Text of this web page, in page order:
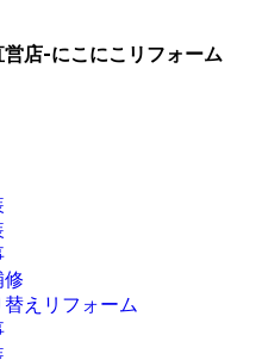
店-にこにこリフォーム
修
えリフォーム